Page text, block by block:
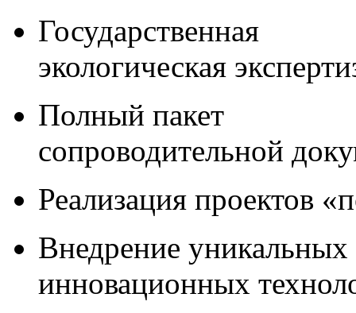
Государственная
экологическая
Полный пакет
сопроводительной
Реализация проектов
Внедрение уникальных
инновационных